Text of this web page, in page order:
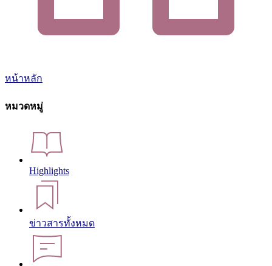
หน้าหลัก
หมวดหมู่
Highlights
ข่าวสารทั้งหมด